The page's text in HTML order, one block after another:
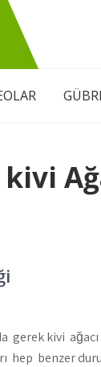
kivi
gerek kivi
hep benzer